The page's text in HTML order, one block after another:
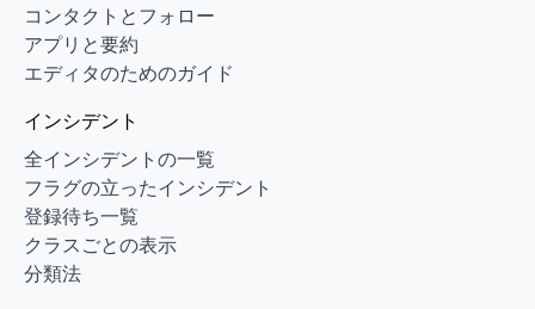
コンタクトとフォロー
アプリと要約
エディタのためのガイド
インシデント
全インシデントの一覧
フラグの立ったインシデント
登録待ち一覧
クラスごとの表示
分類法